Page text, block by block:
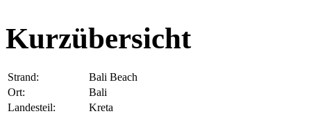
Kurzübersicht
Strand:
Bali Beach
Ort:
Bali
Landesteil:
Kreta